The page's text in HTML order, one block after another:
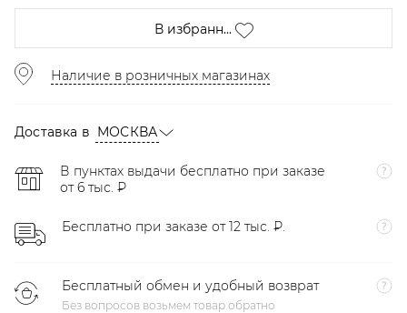
В избранн...
Наличие в розничных магазинах
Доставка в МОСКВА
В пунктах выдачи бесплатно при заказе
от 6 тыс. ₽
Бесплатно при заказе от 12 тыс. ₽.
Бесплатный обмен и удобный возврат
Без вопросов возьмем товар обратно